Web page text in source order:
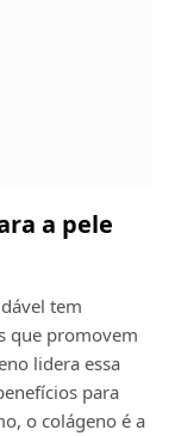
a pele
tem
que promovem
lidera essa
para
o colágeno é a